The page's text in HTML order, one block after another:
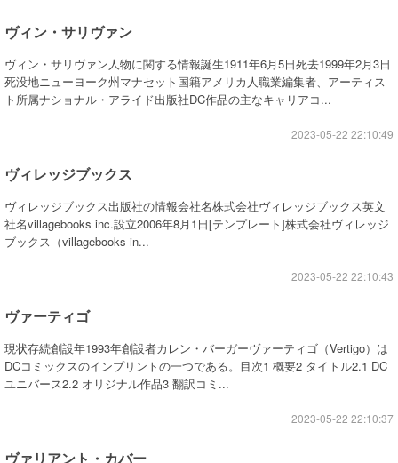
ヴィン・サリヴァン
ヴィン・サリヴァン人物に関する情報誕生1911年6月5日死去1999年2月3日
死没地ニューヨーク州マナセット国籍アメリカ人職業編集者、アーティス
ト所属ナショナル・アライド出版社DC作品の主なキャリアコ...
2023-05-22 22:10:49
ヴィレッジブックス
ヴィレッジブックス出版社の情報会社名株式会社ヴィレッジブックス英文
社名villagebooks inc.設立2006年8月1日[テンプレート]株式会社ヴィレッジ
ブックス（villagebooks in...
2023-05-22 22:10:43
ヴァーティゴ
現状存続創設年1993年創設者カレン・バーガーヴァーティゴ（Vertigo）は
DCコミックスのインプリントの一つである。目次1 概要2 タイトル2.1 DC
ユニバース2.2 オリジナル作品3 翻訳コミ...
2023-05-22 22:10:37
ヴァリアント・カバー